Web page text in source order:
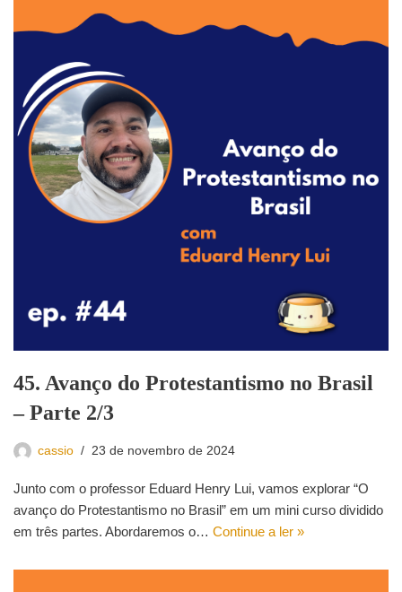
45. Avanço do Protestantismo no Brasil
– Parte 2/3
cassio 23 de novembro de 2024
Junto com o professor Eduard Henry Lui, vamos explorar “O
avanço do Protestantismo no Brasil” em um mini curso dividido
em três partes. Abordaremos o… Continue a ler »